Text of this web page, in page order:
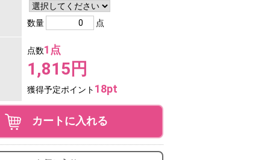
数量
点
点数1点
1,815円
獲得予定ポイント 18pt
カートに入れる